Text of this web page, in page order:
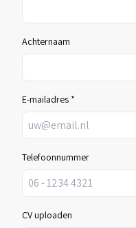
Achternaam
E-mailadres *
Telefoonnummer
CV uploaden